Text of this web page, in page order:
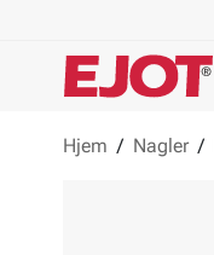
Hjem / Nagler /